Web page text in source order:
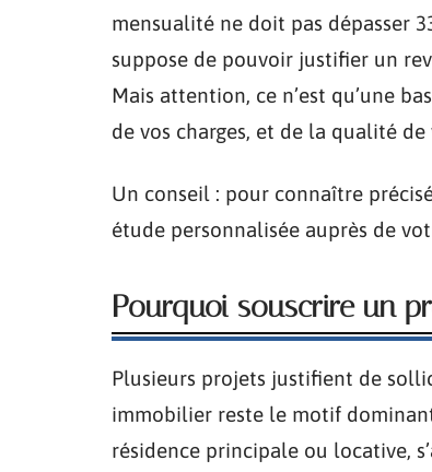
mensualité ne doit pas dépasser
suppose de pouvoir justifier un
Mais attention, ce n’est qu’une
de vos charges, et de la qualité de
Un conseil : pour connaître
étude personnalisée auprès de
Pourquoi souscrire un
Plusieurs projets justifient de
immobilier reste le motif
résidence principale ou locative,